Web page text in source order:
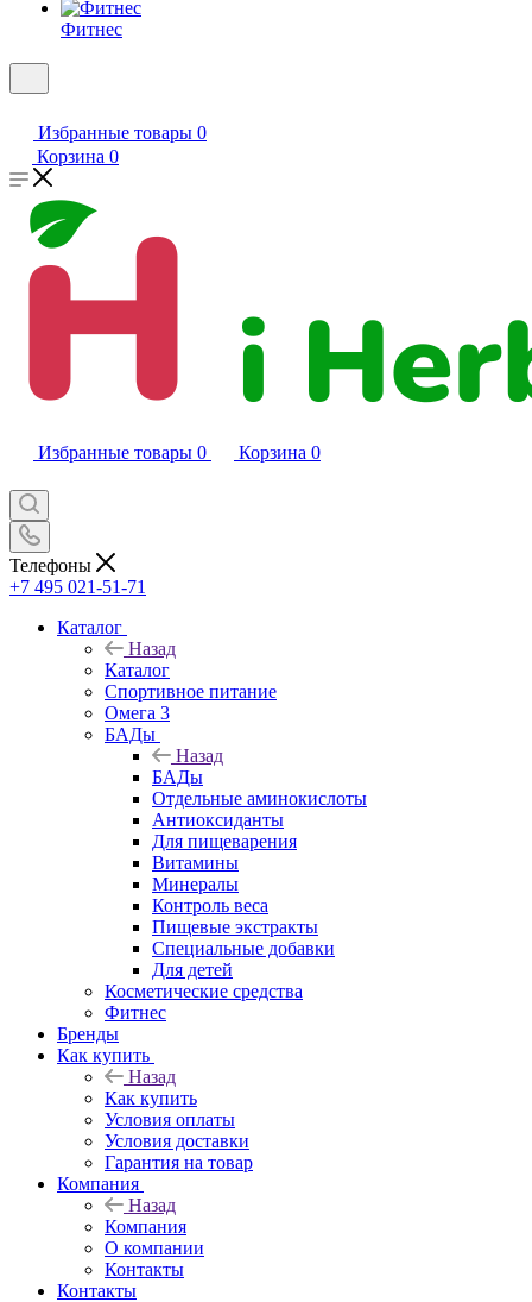
Фитнес
Избранные товары 0
Корзина 0
Избранные товары 0 Корзина 0
Телефоны
+7 495 021-51-71
Каталог
Назад
Каталог
Спортивное питание
Омега 3
БАДы
Назад
БАДы
Отдельные аминокислоты
Антиоксиданты
Для пищеварения
Витамины
Минералы
Контроль веса
Пищевые экстракты
Специальные добавки
Для детей
Косметические средства
Фитнес
Бренды
Как купить
Назад
Как купить
Условия оплаты
Условия доставки
Гарантия на товар
Компания
Назад
Компания
О компании
Контакты
Контакты